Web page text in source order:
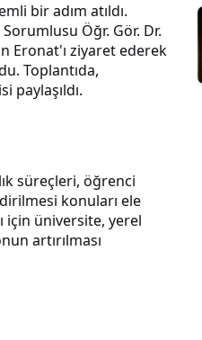
bir adım atıldı.
Öğr. Gör. Dr.
Eronat'ı ziyaret ederek
Toplantıda,
paylaşıldı.
süreçleri, öğrenci
konuları ele
için üniversite, yerel
artırılması